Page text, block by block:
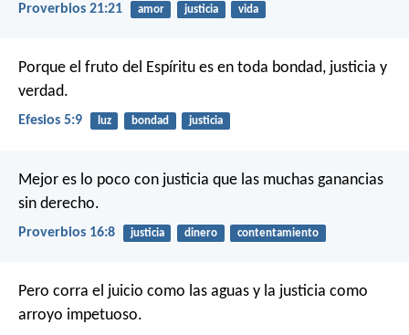
Proverbios 21:21 amor justicia vida
Porque el fruto del Espíritu es en toda bondad, justicia y
verdad.
Efesios 5:9 luz bondad justicia
Mejor es lo poco con justicia que las muchas ganancias
sin derecho.
Proverbios 16:8 justicia dinero contentamiento
Pero corra el juicio como las aguas y la justicia como
arroyo impetuoso.